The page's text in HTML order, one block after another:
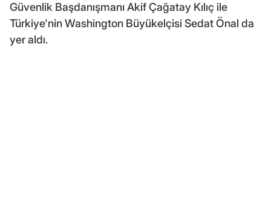
Güvenlik Başdanışmanı Akif Çağatay Kılıç ile
Türkiye'nin Washington Büyükelçisi Sedat Önal da
yer aldı.